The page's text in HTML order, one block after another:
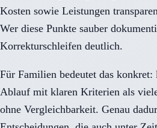
Kosten sowie Leistungen
Wer diese Punkte sauber
Korrekturschleifen deutlich.
Für Familien bedeutet das konkret:
Ablauf mit klaren Kriterien als
ohne Vergleichbarkeit. Genau